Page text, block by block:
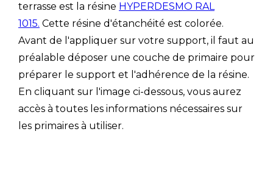
terrasse est la résine HYPERDESMO RAL
1015. Cette résine d'étanchéité est colorée.
Avant de l'appliquer sur votre support, il faut au
préalable déposer une couche de primaire pour
préparer le support et l'adhérence de la résine.
En cliquant sur l'image ci-dessous, vous aurez
accès à toutes les informations nécessaires sur
les primaires à utiliser.